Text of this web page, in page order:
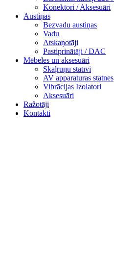
Konektori / Aksesuāri
Austiņas
Bezvadu austiņas
Vadu
Atskaņotāji
Pastiprinātāji / DAC
Mēbeles un aksesuāri
Skaļruņu statīvi
AV apparaturas statnes
Vibrācijas Izolatori
Aksesuāri
Ražotāji
Kontakti